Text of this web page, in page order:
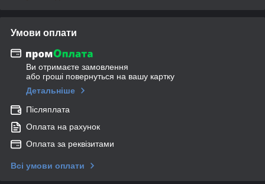
Умови оплати
Ви отримаєте замовлення
або гроші повернуться на вашу картку
Детальніше
Післяплата
Оплата на рахунок
Оплата за реквізитами
Всі умови оплати